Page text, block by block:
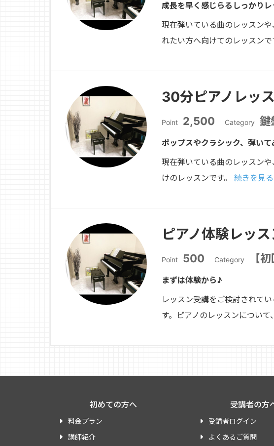
成長を早く感じらるしっかり
現在弾いている曲のレッスン
れたい方へ向けてのレッスンで
30分ピアノレッ
Point 2,500 Category 鍵
ポップスやクラシック、弾い
現在弾いている曲のレッスン
けのレッスンです。 続きを見
ピアノ体験レッス
Point 500 Category 【
まずは体験から♪
レッスン受講をご検討されて
す。ピアノのレッスンについて
初めての方へ
料金プラン
講師紹介
受講者の方
受講者ログイン
よくあるご質問